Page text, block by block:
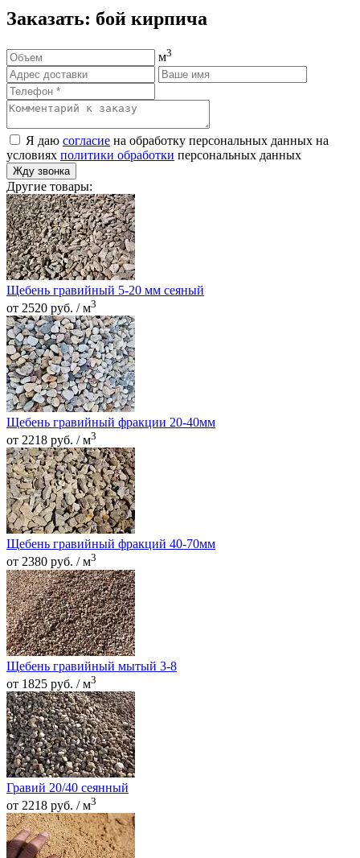
Заказать: бой кирпича
м3
Я даю согласие на обработку персональных данных на
условиях политики обработки персональных данных
Жду звонка
Другие товары:
Щебень гравийный 5-20 мм сеяный
от 2520 руб. / м3
Щебень гравийный фракции 20-40мм
от 2218 руб. / м3
Щебень гравийный фракций 40-70мм
от 2380 руб. / м3
Щебень гравийный мытый 3-8
от 1825 руб. / м3
Гравий 20/40 сеянный
от 2218 руб. / м3